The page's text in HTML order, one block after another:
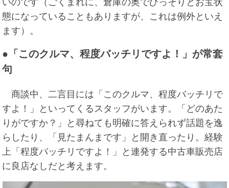
態になっていることもありますが、これは例外といえ
ます）。
●「このクルマ、程度バッチリですよ！」が常套
句
商談中、二言目には「このクルマ、程度バッチリで
すよ！」といってくるスタッフがいます。「どのあた
りがですか？」と尋ねても明確に答えられず話題を逸
らしたり、「見たまんまです」と開き直ったり。経験
上「程度バッチリですよ！」と連発する中古車販売店
に良店なしだと考えます。